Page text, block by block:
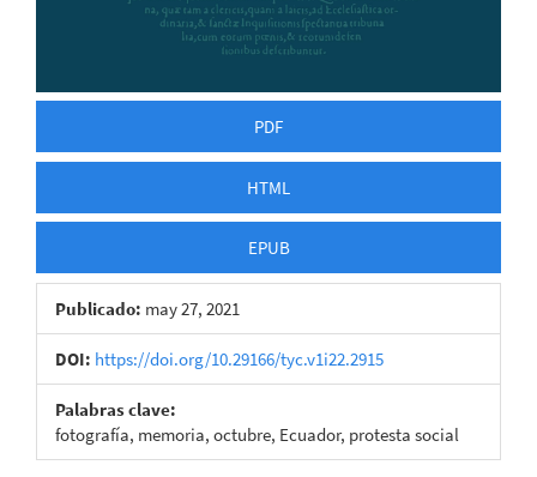
PDF
HTML
EPUB
Publicado: may 27, 2021
DOI: https://doi.org/10.29166/tyc.v1i22.2915
Palabras clave:
fotografía, memoria, octubre, Ecuador, protesta social